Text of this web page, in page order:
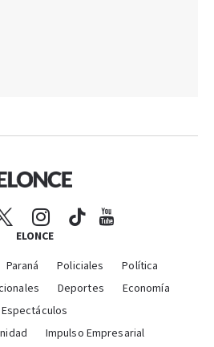
ELONCE
Paraná Policiales
Política
Deportes
Economía
Espectáculos
Impulso Empresarial